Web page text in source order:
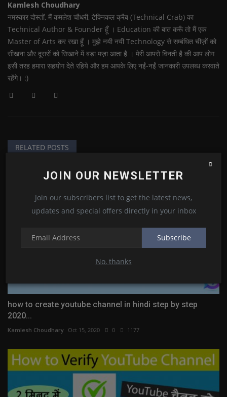
JOIN OUR NEWSLETTER
Join our subscribers list to get the latest news,
updates and special offers directly in your inbox
Subscribe
No, thanks
Kamlesh Choudhary
नमस्कार दोस्तों, मैं कमलेश चौधरी, टेक्निकल क्रैब (Technical Crab) का
Technical Author & Founder हूँ । Education की बात करूँ तो मैं एक
Master of Arts कर रखा हूँ । मुझे नयी नयी Technology से सम्बंधित चीज़ों को
सीखना और दूसरों को सिखाने में बड़ा मज़ा आता है । मेरी आपसे विनती है की आप लोग
इसी तरह हमारा सहयोग देते रहिये और हम आपके लिए नईं-नईं जानकारी उपलब्ध करवाते
रहेंगे। :)
RELATED POSTS
how to create youtube channel in hindi step by step
2020...
Kamlesh Choudhary Oct 15, 2020 0 1177